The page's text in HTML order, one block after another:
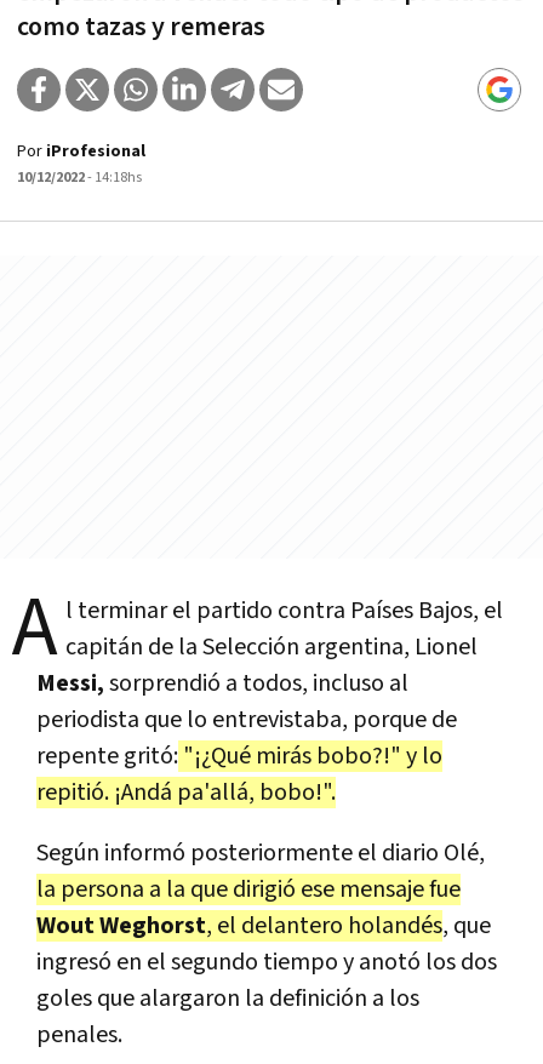
como tazas y remeras
Por iProfesional
10/12/2022- 14:18hs
A l terminar el partido contra Países Bajos, el
capitán de la Selección argentina, Lionel
Messi,sorprendió a todos, incluso al
periodista que lo entrevistaba, porque de
repente gritó: "¡¿Qué mirás bobo?!" y lo
repitió. ¡Andá pa'allá, bobo!".
Según informó posteriormente el diario Olé,
la persona a la que dirigió ese mensaje fue
Wout Weghorst, el delantero holandés, que
ingresó en el segundo tiempo y anotó los dos
goles que alargaron la definición a los
penales.